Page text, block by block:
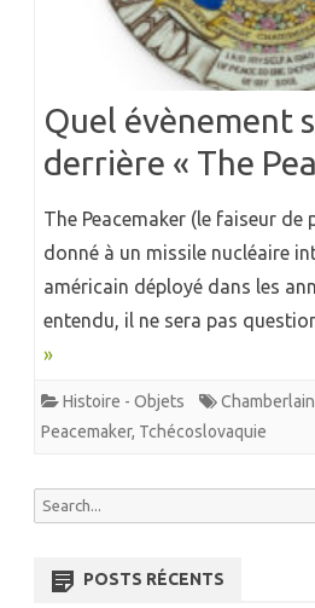
Quel évènement
derrière « The
The Peacemaker (le faiseur
donné à un missile nucléaire
américain déployé dans les
entendu, il ne sera pas
»
Histoire - Objets Chamberlain
Peacemaker, Tchécoslovaquie
Search
POSTS RÉCENTS